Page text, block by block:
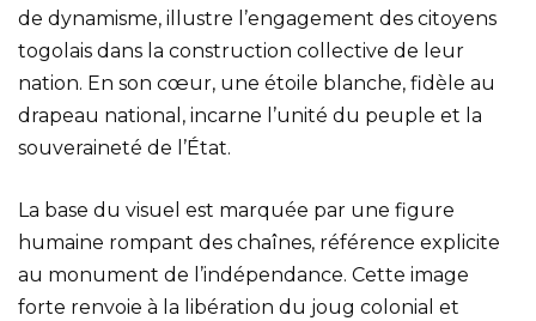
de dynamisme, illustre l’engagement des citoyens
togolais dans la construction collective de leur
nation. En son cœur, une étoile blanche, fidèle au
drapeau national, incarne l’unité du peuple et la
souveraineté de l’État.
La base du visuel est marquée par une figure
humaine rompant des chaînes, référence explicite
au monument de l’indépendance. Cette image
forte renvoie à la libération du joug colonial et